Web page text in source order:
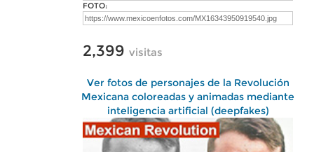
FOTO:
2,399 visitas
Ver fotos de personajes de la Revolución
Mexicana coloreadas y animadas mediante
inteligencia artificial (deepfakes)